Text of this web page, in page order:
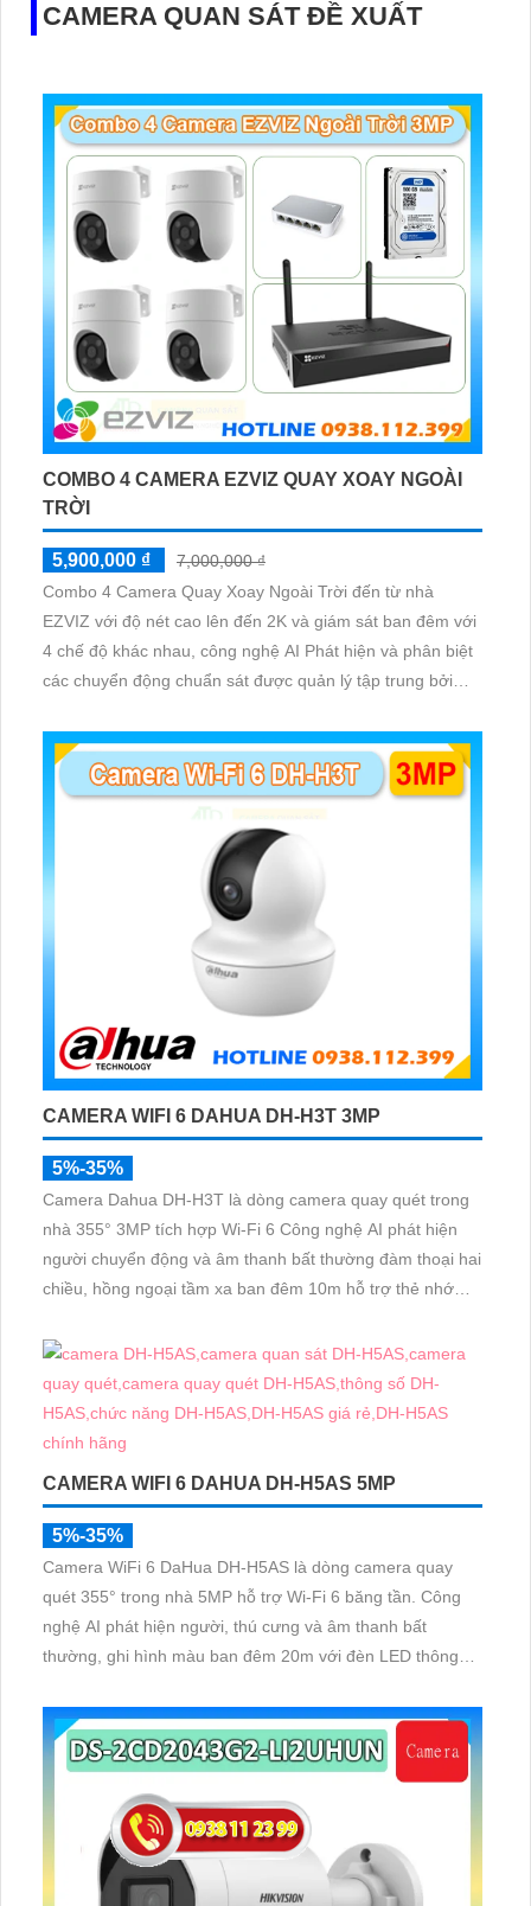
CAMERA QUAN SÁT ĐỀ XUẤT
COMBO 4 CAMERA EZVIZ QUAY XOAY NGOÀI
TRỜI
5,900,000 ₫
7,000,000 ₫
Combo 4 Camera Quay Xoay Ngoài Trời đến từ nhà
EZVIZ với độ nét cao lên đến 2K và giám sát ban đêm với
4 chế độ khác nhau, công nghệ AI Phát hiện và phân biệt
các chuyển động chuẩn sát được quản lý tập trung bởi
CAMERA WIFI 6 DAHUA DH-H3T 3MP
5%-35%
Camera Dahua DH-H3T là dòng camera quay quét trong
nhà 355° 3MP tích hợp Wi-Fi 6 Công nghệ AI phát hiện
người chuyển động và âm thanh bất thường đàm thoại hai
chiều, hồng ngoại tầm xa ban đêm 10m hỗ trợ thẻ nhớ
DMSS
CAMERA WIFI 6 DAHUA DH-H5AS 5MP
5%-35%
Camera WiFi 6 DaHua DH-H5AS là dòng camera quay
quét 355° trong nhà 5MP hỗ trợ Wi-Fi 6 băng tần. Công
nghệ AI phát hiện người, thú cưng và âm thanh bất
thường, ghi hình màu ban đêm 20m với đèn LED thông
ứng dụng DMSS,